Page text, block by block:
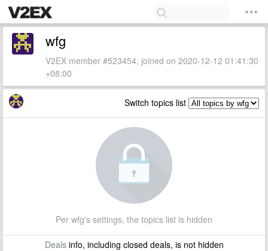
wfg
V2EX member #523454, joined on 2020-12-12 01:41:30
+08:00
Switch topics list
Per wfg's settings, the topics list is hidden
Dealsinfo, including closed deals, is not hidden